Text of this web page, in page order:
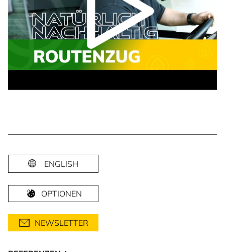
Video abspielen
ENGLISH
OPTIONEN
NEWSLETTER